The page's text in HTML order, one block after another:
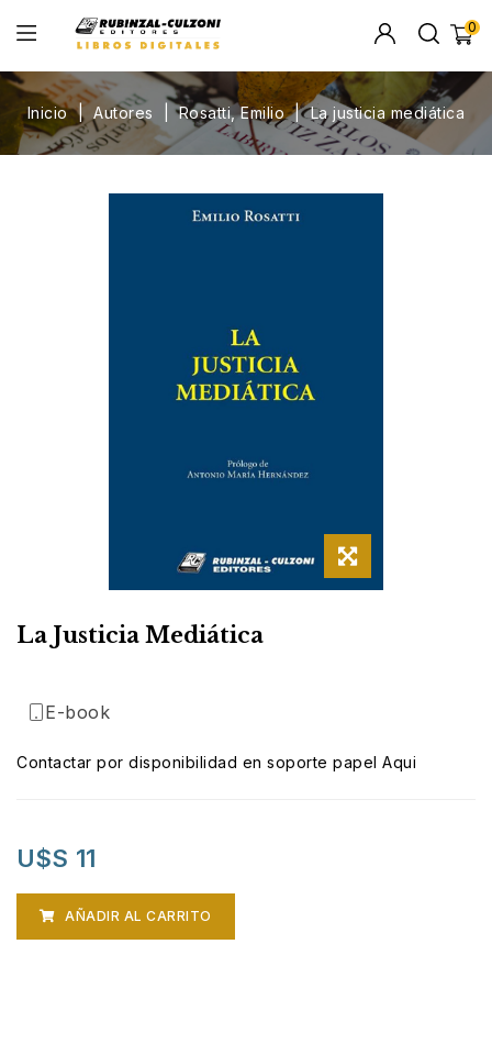
0
Inicio Autores Rosatti, Emilio La justicia mediática
La Justicia Mediática
E-book
Contactar por disponibilidad en soporte papel Aqui
U$S 11
AÑADIR AL CARRITO